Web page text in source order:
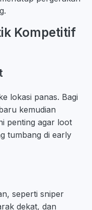
Kompetitif
lokasi panas. Bagi
kemudian
penting agar loot
tumbang di early
seperti sniper
dekat, dan